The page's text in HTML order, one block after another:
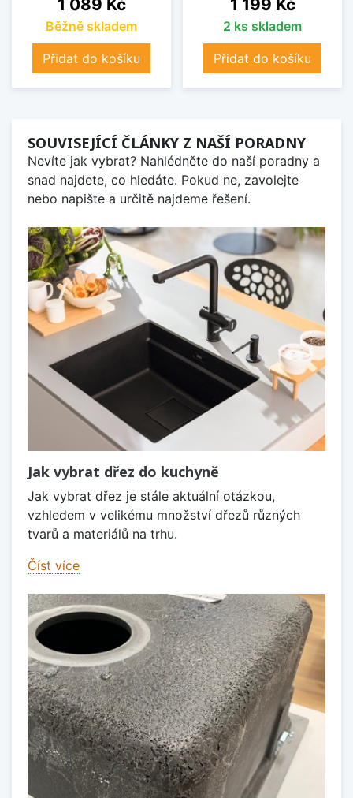
1 089 Kč
Běžně skladem
Přidat do košíku
1 199 Kč
2 ks skladem
Přidat do košíku
SOUVISEJÍCÍ ČLÁNKY Z NAŠÍ PORADNY
Nevíte jak vybrat? Nahlédněte do naší poradny a
snad najdete, co hledáte. Pokud ne, zavolejte
nebo napište a určitě najdeme řešení.
Jak vybrat dřez do kuchyně
Jak vybrat dřez je stále aktuální otázkou,
vzhledem v velikému množství dřezů různých
tvarů a materiálů na trhu.
Číst více